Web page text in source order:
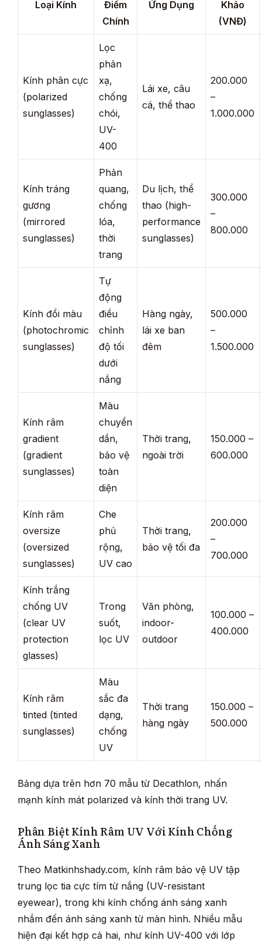
Loại Kính
Điểm
Chính
Ứng Dụng
Khảo
(VNĐ)
Kính phân cực
(polarized
sunglasses)
Lọc
phản
xạ,
chống
chói,
UV-
400
Lái xe, câu
cá, thể thao
200.000
–
1.000.000
Kính tráng
gương
(mirrored
sunglasses)
Phản
quang,
chống
lóa,
thời
trang
Du lịch, thể
thao (high-
performance
sunglasses)
300.000
–
800.000
Kính đổi màu
(photochromic
sunglasses)
Tự
động
điều
chỉnh
độ tối
dưới
nắng
Hàng ngày,
lái xe ban
đêm
500.000
–
1.500.000
Kính râm
gradient
(gradient
sunglasses)
Màu
chuyển
dần,
bảo vệ
toàn
diện
Thời trang,
ngoài trời
150.000 –
600.000
Kính râm
oversize
(oversized
sunglasses)
Che
phủ
rộng,
UV cao
Thời trang,
bảo vệ tối đa
200.000
–
700.000
Kính trắng
chống UV
(clear UV
protection
glasses)
Trong
suốt,
lọc UV
Văn phòng,
indoor-
outdoor
100.000 –
400.000
Kính râm
tinted (tinted
sunglasses)
Màu
sắc đa
dạng,
chống
UV
Thời trang
hàng ngày
150.000 –
500.000
Bảng dựa trên hơn 70 mẫu từ Decathlon, nhấn
mạnh kính mát polarized và kính thời trang UV.
Phân Biệt Kính Râm UV Với Kính Chống
Ánh Sáng Xanh
Theo Matkinhshady.com, kính râm bảo vệ UV tập
trung lọc tia cực tím từ nắng (UV-resistant
eyewear), trong khi kính chống ánh sáng xanh
nhắm đến ánh sáng xanh từ màn hình. Nhiều mẫu
hiện đại kết hợp cả hai, như kính UV-400 với lớp